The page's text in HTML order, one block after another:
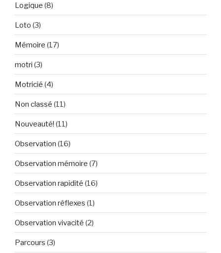
Logique (8)
Loto (3)
Mémoire (17)
motri (3)
Motricié (4)
Non classé (11)
Nouveauté! (11)
Observation (16)
Observation mémoire (7)
Observation rapidité (16)
Observation réflexes (1)
Observation vivacité (2)
Parcours (3)